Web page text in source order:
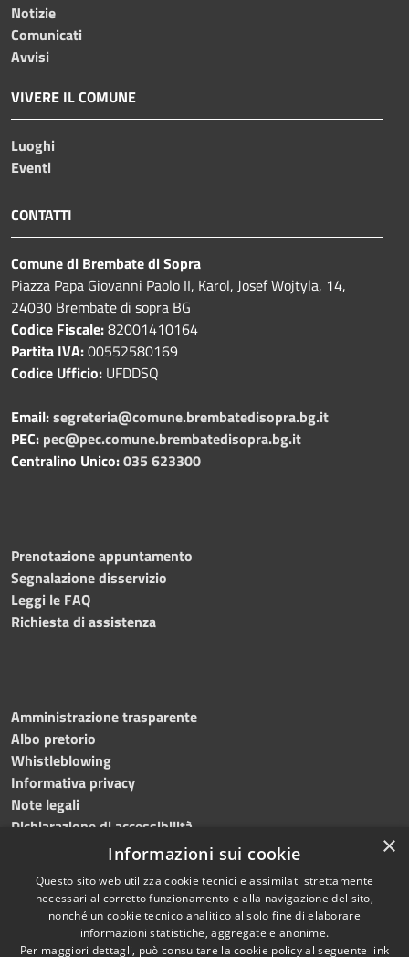
Notizie
Comunicati
Avvisi
VIVERE IL COMUNE
Luoghi
Eventi
CONTATTI
Comune di Brembate di Sopra
Piazza Papa Giovanni Paolo II, Karol, Josef Wojtyla, 14,
24030 Brembate di sopra BG
Codice Fiscale:82001410164
Partita IVA:00552580169
Codice Ufficio: UFDDSQ
Email:segreteria@comune.brembatedisopra.bg.it
PEC: pec@pec.comune.brembatedisopra.bg.it
Centralino Unico:035 623300
Prenotazione appuntamento
Segnalazione disservizio
Leggi le FAQ
Richiesta di assistenza
Amministrazione trasparente
Albo pretorio
Whistleblowing
Informativa privacy
Note legali
Dichiarazione di accessibilità
Accessibilità
Copyright © 2024Comune
di Brembate di Sopra
×
Informazioni sui cookie
Questo sito web utilizza cookie tecnici e assimilati strettamente
necessari al corretto funzionamento e alla navigazione del sito,
nonché un cookie tecnico analitico al solo fine di elaborare
informazioni statistiche, aggregate e anonime.
Per maggiori dettagli, può consultare la cookie policy al seguente link